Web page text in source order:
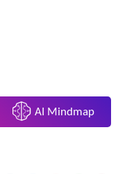
AI Mindmap